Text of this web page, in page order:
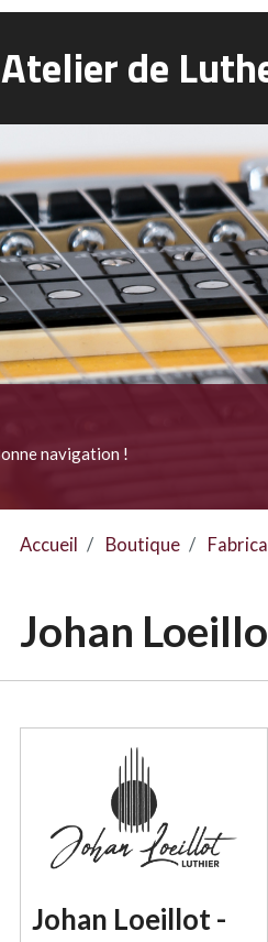
Atelier de
Accueil Boutique
Johan
Johan Loeillot -